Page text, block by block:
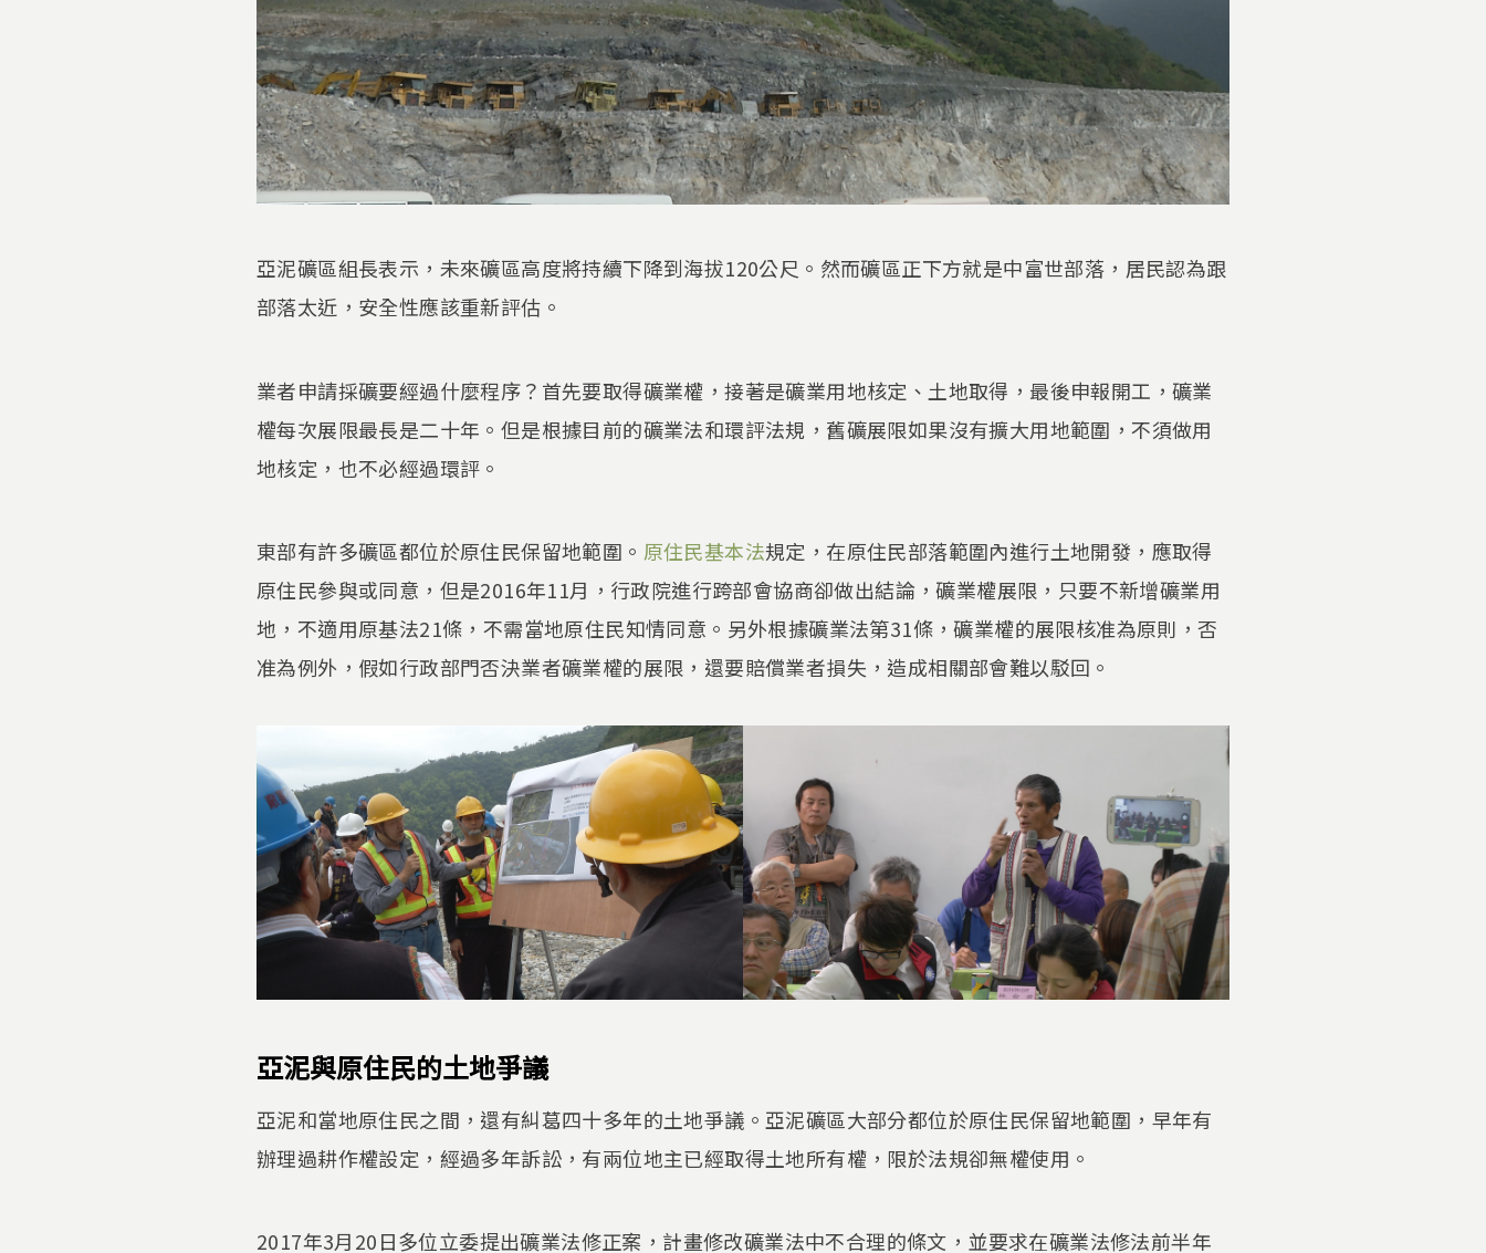
亞泥礦區組長表示，未來礦區高度將持續下降到海拔120公尺。然而礦區正下方就是中富世部落，居民認為跟
部落太近，安全性應該重新評估。
業者申請採礦要經過什麼程序？首先要取得礦業權，接著是礦業用地核定、土地取得，最後申報開工，礦業
權每次展限最長是二十年。但是根據目前的礦業法和環評法規，舊礦展限如果沒有擴大用地範圍，不須做用
地核定，也不必經過環評。
東部有許多礦區都位於原住民保留地範圍。 原住民基本法規定，在原住民部落範圍內進行土地開發，應取得
原住民參與或同意，但是2016年11月，行政院進行跨部會協商卻做出結論，礦業權展限，只要不新增礦業用
地，不適用原基法21條，不需當地原住民知情同意。另外根據礦業法第31條，礦業權的展限核准為原則，否
准為例外，假如行政部門否決業者礦業權的展限，還要賠償業者損失，造成相關部會難以駁回。
亞泥與原住民的土地爭議
亞泥和當地原住民之間，還有糾葛四十多年的土地爭議。亞泥礦區大部分都位於原住民保留地範圍，早年有
辦理過耕作權設定，經過多年訴訟，有兩位地主已經取得土地所有權，限於法規卻無權使用。
2017年3月20日多位立委提出礦業法修正案，計畫修改礦業法中不合理的條文，並要求在礦業法修法前半年